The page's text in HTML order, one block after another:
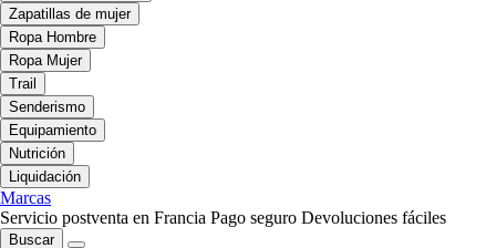
Zapatillas de mujer
Ropa Hombre
Ropa Mujer
Trail
Senderismo
Equipamiento
Nutrición
Liquidación
Marcas
Servicio postventa en Francia Pago seguro Devoluciones fáciles
Buscar